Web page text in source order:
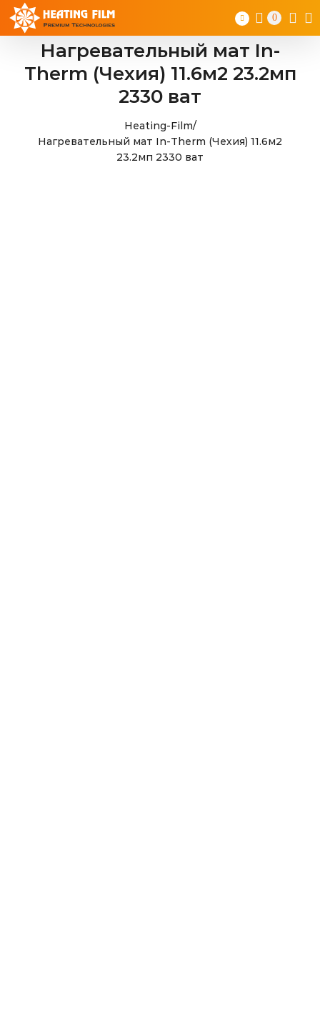
Skip
content
0
Нагревательный мат In-
Therm (Чехия) 11.6м2 23.2мп
2330 ват
Heating-Film/
Нагревательный мат In-Therm (Чехия) 11.6м2
23.2мп 2330 ват